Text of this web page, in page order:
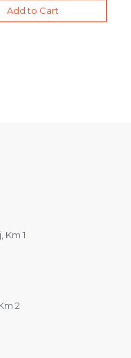
Add to Cart
Km 1
2